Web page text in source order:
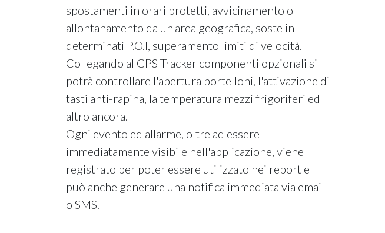
spostamenti in orari protetti, avvicinamento o
allontanamento da un'area geografica, soste in
determinati P.O.I, superamento limiti di velocità.
Collegando al GPS Tracker componenti opzionali si
potrà controllare l'apertura portelloni, l'attivazione di
tasti anti-rapina, la temperatura mezzi frigoriferi ed
altro ancora.
Ogni evento ed allarme, oltre ad essere
immediatamente visibile nell'applicazione, viene
registrato per poter essere utilizzato nei report e
può anche generare una notifica immediata via email
o SMS.